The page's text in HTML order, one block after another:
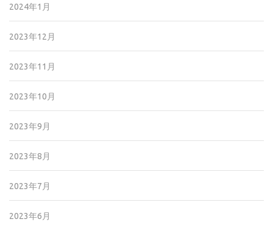
2024年1月
2023年12月
2023年11月
2023年10月
2023年9月
2023年8月
2023年7月
2023年6月